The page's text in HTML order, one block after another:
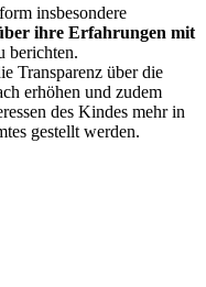
insbesondere
ihre Erfahrungen mit
berichten.
Transparenz über die
erhöhen und zudem
des Kindes mehr in
gestellt werden.